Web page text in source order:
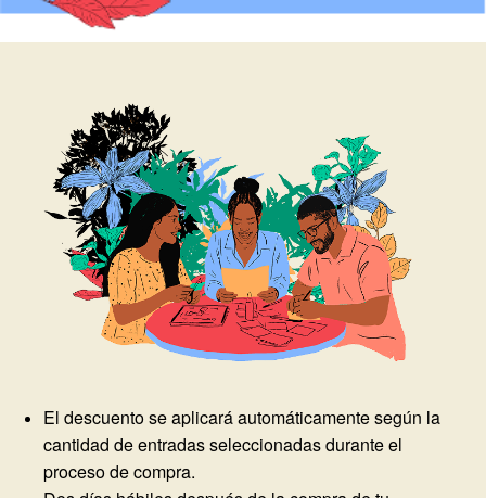
El descuento se aplicará automáticamente según la
cantidad de entradas seleccionadas durante el
proceso de compra.